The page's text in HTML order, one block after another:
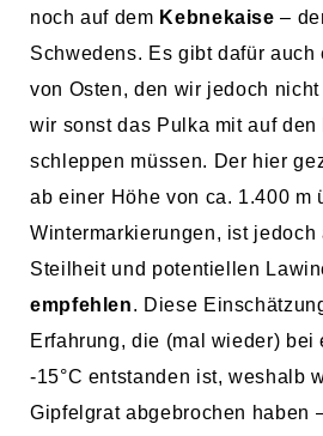
noch auf dem Kebnekaise –
Schwedens. Es gibt dafür auch
von Osten, den wir jedoch
wir sonst das Pulka mit auf den
schleppen müssen. Der hier
ab einer Höhe von ca. 1.400 m
Wintermarkierungen, ist jedoch
Steilheit und potentiellen
empfehlen. Diese
Erfahrung, die (mal wieder) bei
-15°C entstanden ist, weshalb
Gipfelgrat abgebrochen haben